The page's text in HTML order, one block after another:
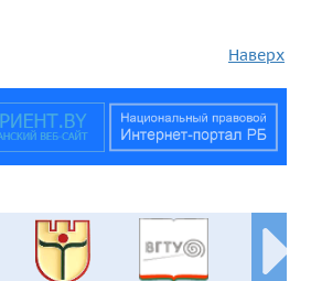
Наверх